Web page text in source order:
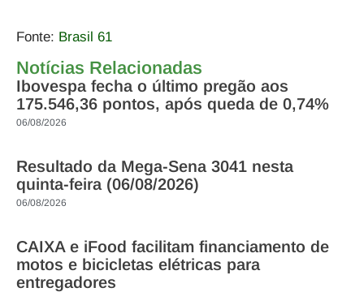
Fonte: Brasil 61
Notícias Relacionadas
Ibovespa fecha o último pregão aos
175.546,36 pontos, após queda de 0,74%
06/08/2026
Resultado da Mega-Sena 3041 nesta
quinta-feira (06/08/2026)
06/08/2026
CAIXA e iFood facilitam financiamento de
motos e bicicletas elétricas para
entregadores